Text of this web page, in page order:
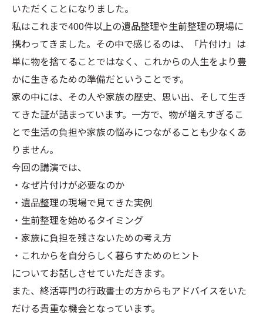
いただくことになりました。
私はこれまで400件以上の遺品整理や生前整理の現場に
携わってきました。その中で感じるのは、「片付け」は
単に物を捨てることではなく、これからの人生をより豊
かに生きるための準備だということです。
家の中には、その人や家族の歴史、思い出、そして生き
てきた証が詰まっています。一方で、物が増えすぎるこ
とで生活の負担や家族の悩みにつながることも少なくあ
りません。
今回の講演では、
・なぜ片付けが必要なのか
・遺品整理の現場で見てきた実例
・生前整理を始めるタイミング
・家族に負担を残さないための考え方
・これからを自分らしく暮らすためのヒント
についてお話しさせていただきます。
また、終活専門の行政書士の方からもアドバイスをいた
だける貴重な機会となっています。